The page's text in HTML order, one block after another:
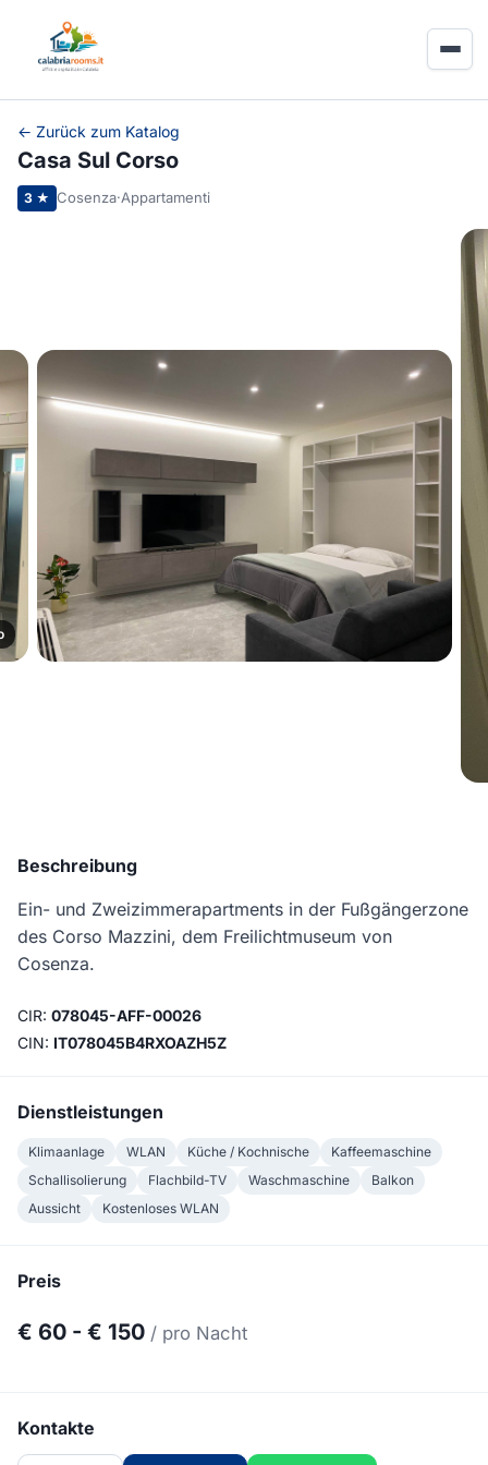
← Zurück zum Katalog
Casa Sul Corso
3 ★ Cosenza·Appartamenti
Beschreibung
Ein- und Zweizimmerapartments in der Fußgängerzone
des Corso Mazzini, dem Freilichtmuseum von
Cosenza.
CIR: 078045-AFF-00026
CIN: IT078045B4RXOAZH5Z
Dienstleistungen
Klimaanlage WLAN Küche / Kochnische
Kaffeemaschine
Schallisolierung
Flachbild-TV Waschmaschine
Balkon
Aussicht
Kostenloses WLAN
Preis
€ 60 - € 150 / pro Nacht
Kontakte